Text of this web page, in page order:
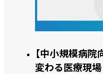
【中小規模病
変わる医療現